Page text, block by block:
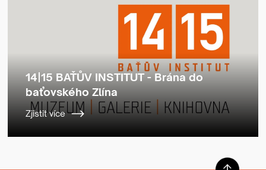
14|15 BAŤŮV INSTITUT - Brána do
baťovského Zlína
Zjistit více